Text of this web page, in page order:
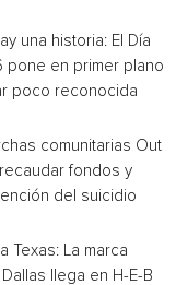
una historia: El Día
pone en primer plano
poco reconocida
comunitarias Out
fondos y
del suicidio
Texas: La marca
llega en H-E-B